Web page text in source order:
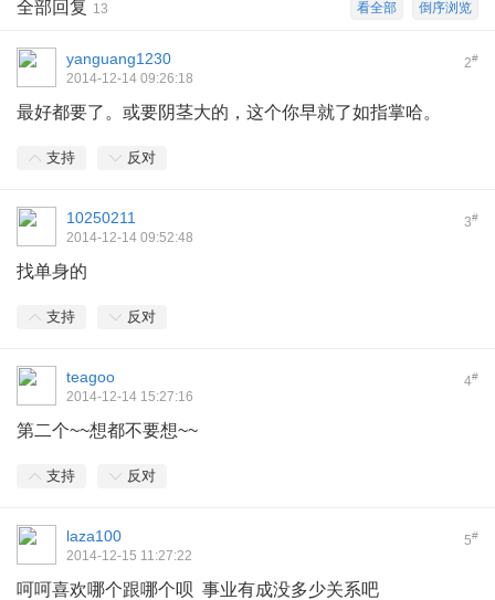
倒序浏览
看全部
全部回复 13
2#
yanguang1230
2014-12-14 09:26:18
最好都要了。或要阴茎大的，这个你早就了如指掌哈。
支持 反对
3#
10250211
2014-12-14 09:52:48
找单身的
支持 反对
4#
teagoo
2014-12-14 15:27:16
第二个~~想都不要想~~
支持 反对
5#
laza100
2014-12-15 11:27:22
呵呵喜欢哪个跟哪个呗 事业有成没多少关系吧